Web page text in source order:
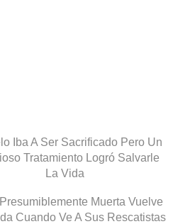
Iba A Ser Sacrificado Pero Un
Tratamiento Logró Salvarle
La Vida
Muerta Vuelve
Cuando Ve A Sus Rescatistas